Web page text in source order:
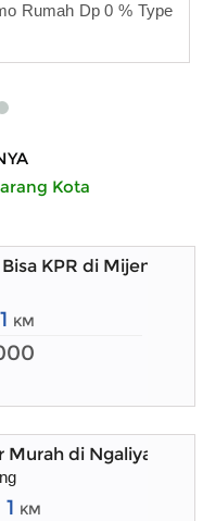
Rumah Dp 0 % Type
Kota
KPR di Mijen
1 KM
Murah di Ngaliyan
1 KM